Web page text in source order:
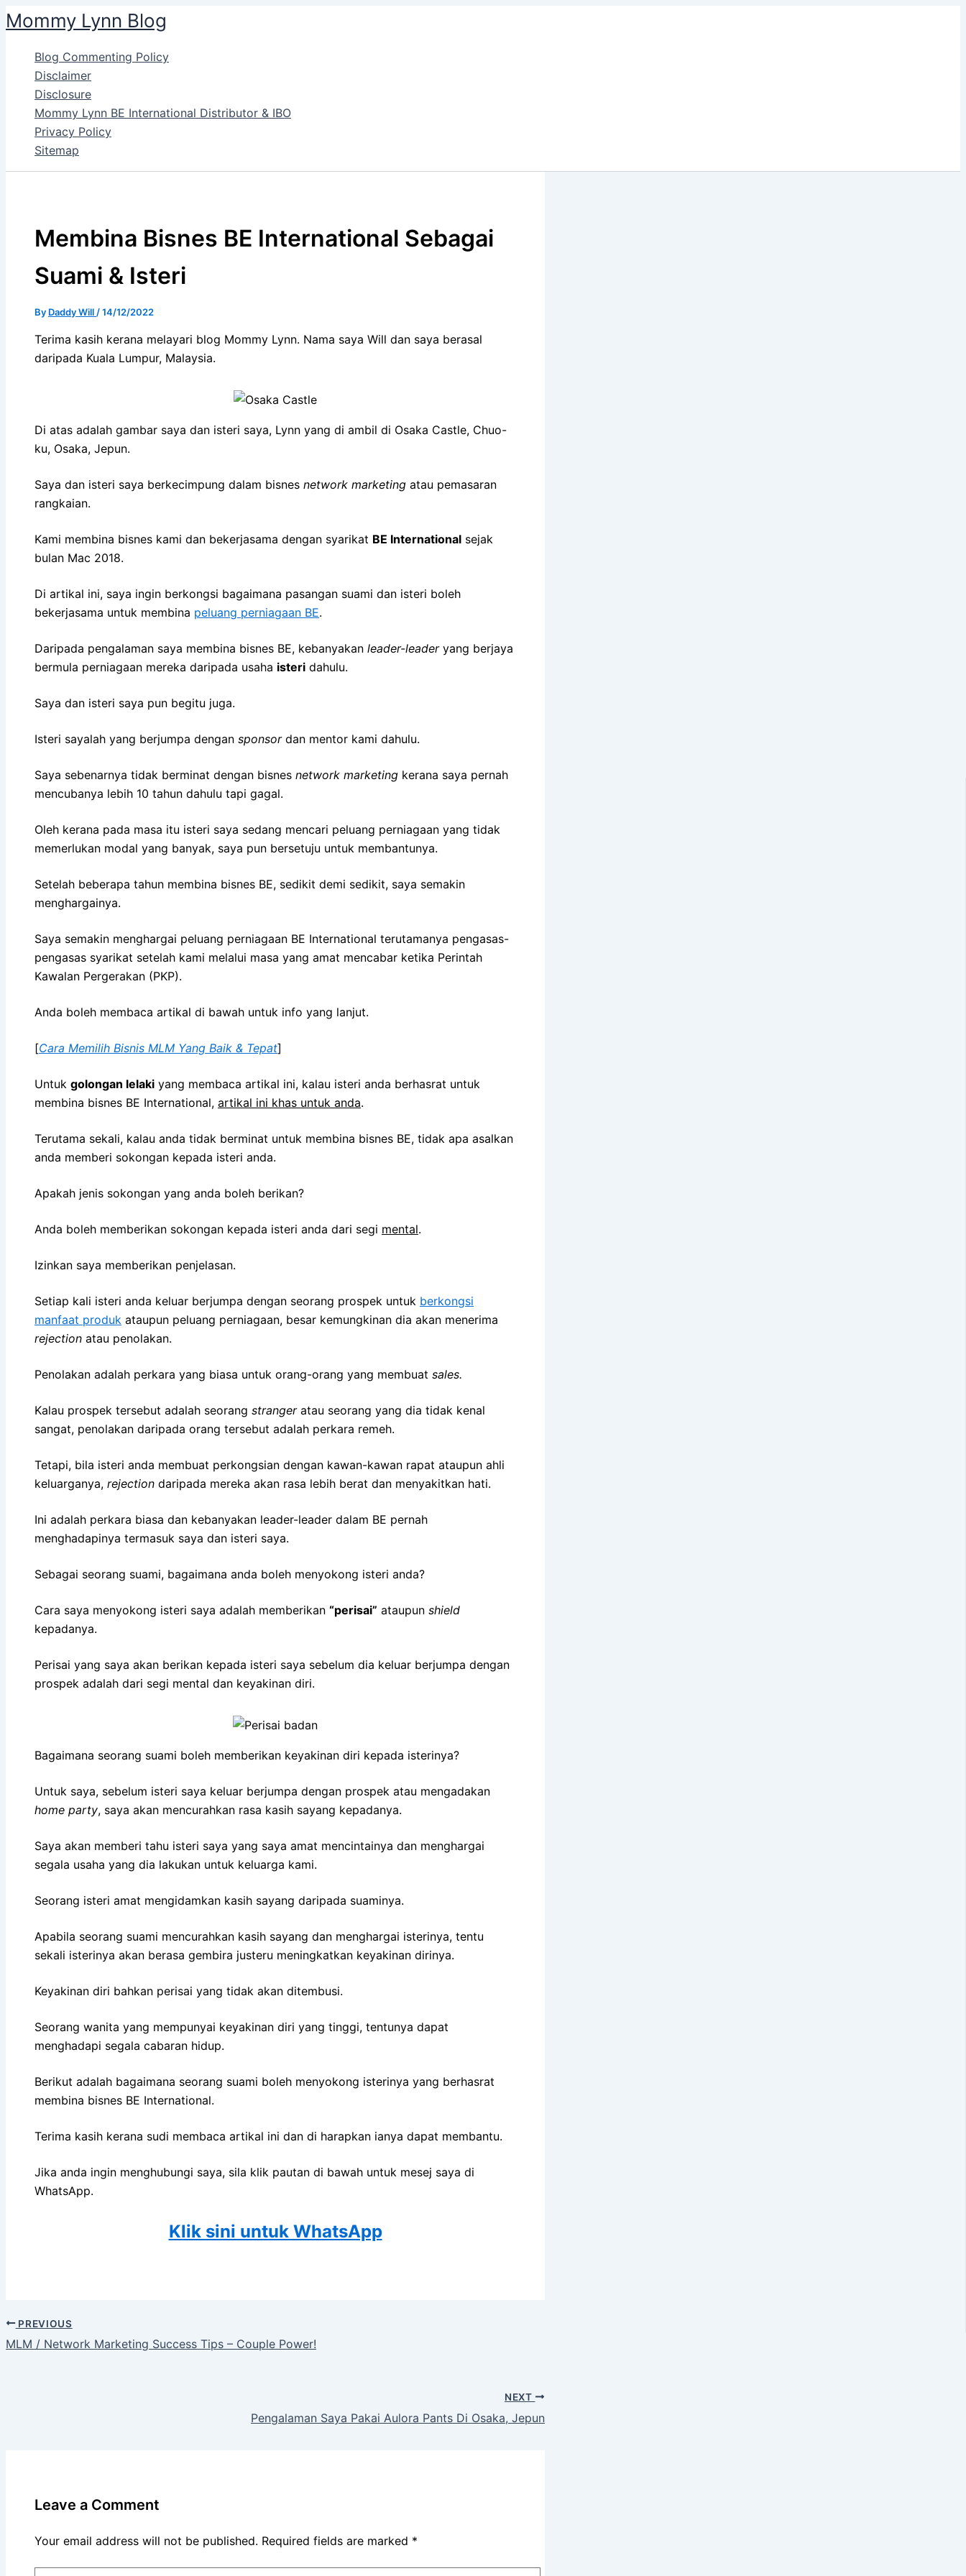
Skip
to
content
Mommy Lynn Blog
Blog Commenting Policy
Disclaimer
Disclosure
Mommy Lynn BE International Distributor & IBO
Privacy Policy
Sitemap
Membina Bisnes BE International Sebagai
Suami & Isteri
By Daddy Will /14/12/2022
Terima kasih kerana melayari blog Mommy Lynn. Nama saya Will dan saya berasal
daripada Kuala Lumpur, Malaysia.
Di atas adalah gambar saya dan isteri saya, Lynn yang di ambil di Osaka Castle, Chuo-
ku, Osaka, Jepun.
Saya dan isteri saya berkecimpung dalam bisnes network marketing atau pemasaran
rangkaian.
Kami membina bisnes kami dan bekerjasama dengan syarikat BE International sejak
bulan Mac 2018.
Di artikal ini, saya ingin berkongsi bagaimana pasangan suami dan isteri boleh
bekerjasama untuk membina peluang perniagaan BE.
Daripada pengalaman saya membina bisnes BE, kebanyakan leader-leaderyang berjaya
bermula perniagaan mereka daripada usaha isteri dahulu.
Saya dan isteri saya pun begitu juga.
Isteri sayalah yang berjumpa dengan sponsordan mentor kami dahulu.
Saya sebenarnya tidak berminat dengan bisnes network marketing kerana saya pernah
mencubanya lebih 10 tahun dahulu tapi gagal.
Oleh kerana pada masa itu isteri saya sedang mencari peluang perniagaan yang tidak
memerlukan modal yang banyak, saya pun bersetuju untuk membantunya.
Setelah beberapa tahun membina bisnes BE, sedikit demi sedikit, saya semakin
menghargainya.
Saya semakin menghargai peluang perniagaan BE International terutamanya pengasas-
pengasas syarikat setelah kami melalui masa yang amat mencabar ketika Perintah
Kawalan Pergerakan (PKP).
Anda boleh membaca artikal di bawah untuk info yang lanjut.
[Cara Memilih Bisnis MLM Yang Baik & Tepat]
Untuk golongan lelaki yang membaca artikal ini, kalau isteri anda berhasrat untuk
membina bisnes BE International, artikal ini khas untuk anda.
Terutama sekali, kalau anda tidak berminat untuk membina bisnes BE, tidak apa asalkan
anda memberi sokongan kepada isteri anda.
Apakah jenis sokongan yang anda boleh berikan?
Anda boleh memberikan sokongan kepada isteri anda dari segi mental.
Izinkan saya memberikan penjelasan.
Setiap kali isteri anda keluar berjumpa dengan seorang prospek untuk berkongsi
manfaat produk ataupun peluang perniagaan, besar kemungkinan dia akan menerima
rejection atau penolakan.
Penolakan adalah perkara yang biasa untuk orang-orang yang membuat sales.
Kalau prospek tersebut adalah seorang strangeratau seorang yang dia tidak kenal
sangat, penolakan daripada orang tersebut adalah perkara remeh.
Tetapi, bila isteri anda membuat perkongsian dengan kawan-kawan rapat ataupun ahli
keluarganya, rejection daripada mereka akan rasa lebih berat dan menyakitkan hati.
Ini adalah perkara biasa dan kebanyakan leader-leader dalam BE pernah
menghadapinya termasuk saya dan isteri saya.
Sebagai seorang suami, bagaimana anda boleh menyokong isteri anda?
Cara saya menyokong isteri saya adalah memberikan “perisai” ataupun shield
kepadanya.
Perisai yang saya akan berikan kepada isteri saya sebelum dia keluar berjumpa dengan
prospek adalah dari segi mental dan keyakinan diri.
Bagaimana seorang suami boleh memberikan keyakinan diri kepada isterinya?
Untuk saya, sebelum isteri saya keluar berjumpa dengan prospek atau mengadakan
home party, saya akan mencurahkan rasa kasih sayang kepadanya.
Saya akan memberi tahu isteri saya yang saya amat mencintainya dan menghargai
segala usaha yang dia lakukan untuk keluarga kami.
Seorang isteri amat mengidamkan kasih sayang daripada suaminya.
Apabila seorang suami mencurahkan kasih sayang dan menghargai isterinya, tentu
sekali isterinya akan berasa gembira justeru meningkatkan keyakinan dirinya.
Keyakinan diri bahkan perisai yang tidak akan ditembusi.
Seorang wanita yang mempunyai keyakinan diri yang tinggi, tentunya dapat
menghadapi segala cabaran hidup.
Berikut adalah bagaimana seorang suami boleh menyokong isterinya yang berhasrat
membina bisnes BE International.
Terima kasih kerana sudi membaca artikal ini dan di harapkan ianya dapat membantu.
Jika anda ingin menghubungi saya, sila klik pautan di bawah untuk mesej saya di
WhatsApp.
Klik sini untuk WhatsApp
PREVIOUS
MLM / Network Marketing Success Tips – Couple Power!
NEXT
Pengalaman Saya Pakai Aulora Pants Di Osaka, Jepun
Leave a Comment
Your email address will not be published. Required fields are marked *